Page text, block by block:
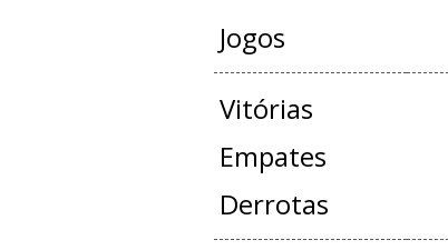
Jogos
Vitórias
Empates
Derrotas